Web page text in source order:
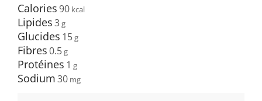
Calories90
Lipides3
Glucides 15
Fibres0.5
Protéines 1
Sodium30